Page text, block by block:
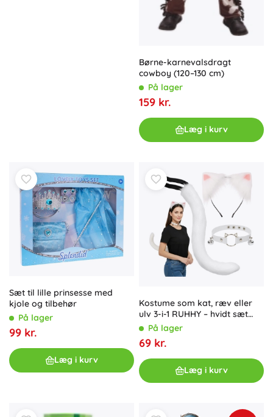
Børne-karnevalsdragt
cowboy (120–130 cm)
På lager
159 kr.
Læg i kurv
Sæt til lille prinsesse med
kjole og tilbehør
På lager
99 kr.
Læg i kurv
Kostume som kat, ræv eller
ulv 3-i-1 RUHHY – hvidt sæt
med hale, ører og choker
På lager
69 kr.
Læg i kurv